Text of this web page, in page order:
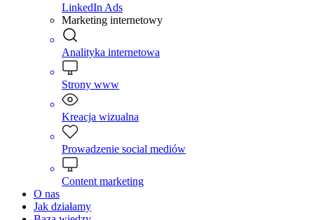
LinkedIn Ads
Marketing internetowy
Analityka internetowa
Strony www
Kreacja wizualna
Prowadzenie social mediów
Content marketing
O nas
Jak działamy